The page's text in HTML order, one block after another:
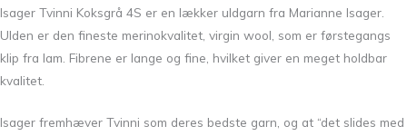
Isager Tvinni Koksgrå 4S er en lækker uldgarn fra Marianne Isager.
Ulden er den fineste merinokvalitet, virgin wool, som er førstegangs
klip fra lam. Fibrene er lange og fine, hvilket giver en meget holdbar
kvalitet.
Isager fremhæver Tvinni som deres bedste garn, og at “det slides med